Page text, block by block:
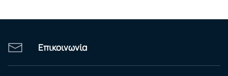
Επικοινωνία